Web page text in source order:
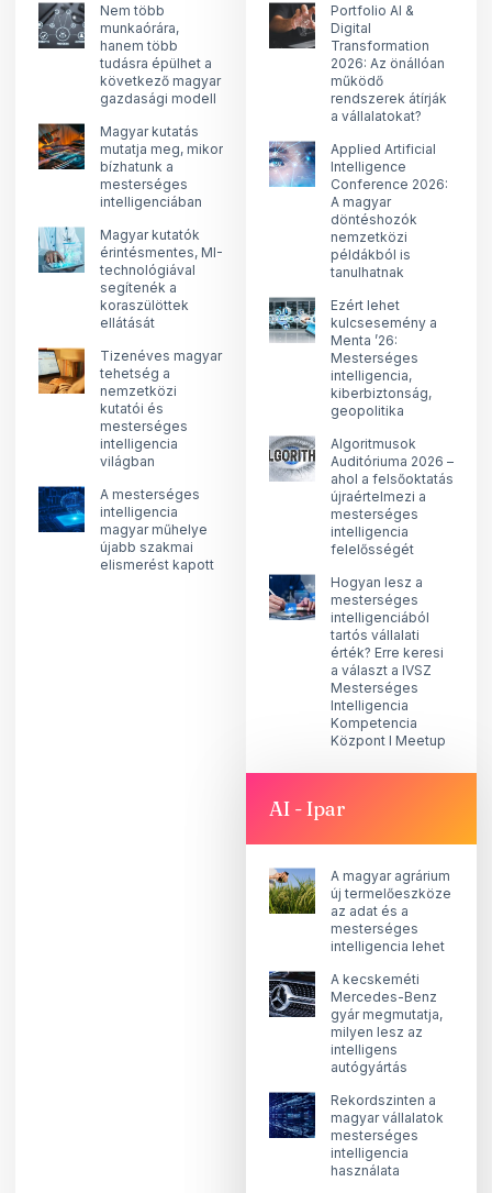
Nem több
munkaórára,
hanem több
tudásra épülhet a
következő magyar
gazdasági modell
Magyar kutatás
mutatja meg, mikor
bízhatunk a
mesterséges
intelligenciában
Magyar kutatók
érintésmentes, MI-
technológiával
segítenék a
koraszülöttek
ellátását
Tizenéves magyar
tehetség a
nemzetközi
kutatói és
mesterséges
intelligencia
világban
A mesterséges
intelligencia
magyar műhelye
újabb szakmai
elismerést kapott
Portfolio AI &
Digital
Transformation
2026: Az önállóan
működő
rendszerek átírják
a vállalatokat?
Applied Artificial
Intelligence
Conference 2026:
A magyar
döntéshozók
nemzetközi
példákból is
tanulhatnak
Ezért lehet
kulcsesemény a
Menta ’26:
Mesterséges
intelligencia,
kiberbiztonság,
geopolitika
Algoritmusok
Auditóriuma 2026 –
ahol a felsőoktatás
újraértelmezi a
mesterséges
intelligencia
felelősségét
Hogyan lesz a
mesterséges
intelligenciából
tartós vállalati
érték? Erre keresi
a választ a IVSZ
Mesterséges
Intelligencia
Kompetencia
Központ I Meetup
AI - Ipar
A magyar agrárium
új termelőeszköze
az adat és a
mesterséges
intelligencia lehet
A kecskeméti
Mercedes-Benz
gyár megmutatja,
milyen lesz az
intelligens
autógyártás
Rekordszinten a
magyar vállalatok
mesterséges
intelligencia
használata